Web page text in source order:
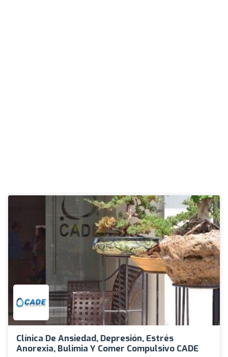
Clínica De Ansiedad, Depresión, Estrés
Anorexia, Bulimia Y Comer Compulsivo CADE